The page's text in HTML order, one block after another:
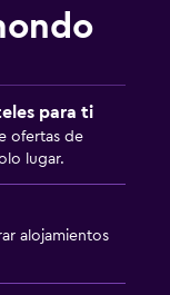
para ti
ofertas de
lugar.
alojamientos